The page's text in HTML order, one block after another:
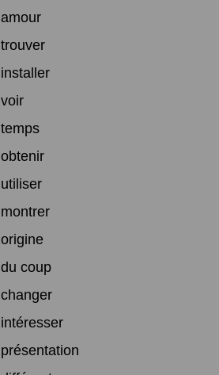
amour
trouver
installer
voir
temps
obtenir
utiliser
montrer
origine
du coup
changer
intéresser
présentation